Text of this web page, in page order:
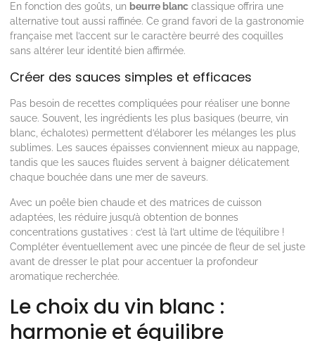
En fonction des goûts, un beurre blanc classique offrira une
alternative tout aussi raffinée. Ce grand favori de la gastronomie
française met l’accent sur le caractère beurré des coquilles
sans altérer leur identité bien affirmée.
Créer des sauces simples et efficaces
Pas besoin de recettes compliquées pour réaliser une bonne
sauce. Souvent, les ingrédients les plus basiques (beurre, vin
blanc, échalotes) permettent d’élaborer les mélanges les plus
sublimes. Les sauces épaisses conviennent mieux au nappage,
tandis que les sauces fluides servent à baigner délicatement
chaque bouchée dans une mer de saveurs.
Avec un poêle bien chaude et des matrices de cuisson
adaptées, les réduire jusqu’à obtention de bonnes
concentrations gustatives : c’est là l’art ultime de l’équilibre !
Compléter éventuellement avec une pincée de fleur de sel juste
avant de dresser le plat pour accentuer la profondeur
aromatique recherchée.
Le choix du vin blanc :
harmonie et équilibre